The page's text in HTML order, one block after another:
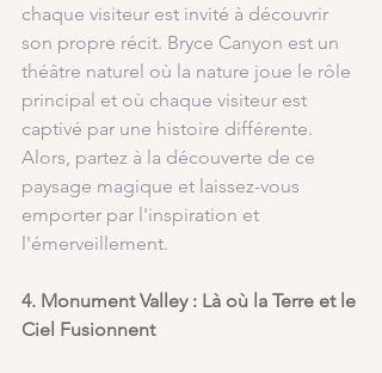
chaque visiteur est invité à découvrir
son propre récit. Bryce Canyon est un
théâtre naturel où la nature joue le rôle
principal et où chaque visiteur est
captivé par une histoire différente.
Alors, partez à la découverte de ce
paysage magique et laissez-vous
emporter par l'inspiration et
l'émerveillement.
4. Monument Valley : Là où la Terre et le
Ciel Fusionnent